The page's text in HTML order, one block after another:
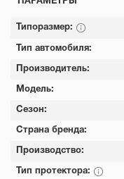
Типоразмер:
Тип автомобиля:
Производитель:
Модель:
Сезон:
Страна бренда:
Производство:
Тип протектора: